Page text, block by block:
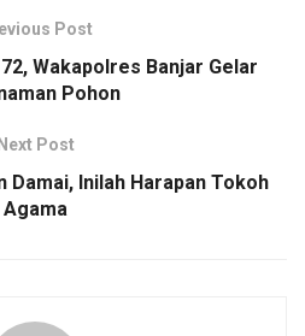
Li
n
k
e
Post
Wakapolres Banjar Gelar
Pohon
Post
Damai, Inilah Harapan Tokoh
Agama